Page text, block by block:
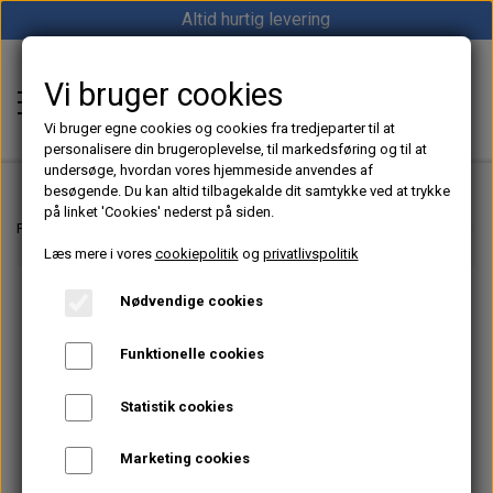
Altid hurtig levering
Shop12volt
Hjem
Autoterm dieselfyr
1852 Diesel Bådvarmer
Strøm
Vind/Sol
Forside
Vi bruger cookies
Vi bruger egne cookies og cookies fra tredjeparter til at
personalisere din brugeroplevelse, til markedsføring og til at
undersøge, hvordan vores hjemmeside anvendes af
besøgende. Du kan altid tilbagekalde dit samtykke ved at trykke
på linket 'Cookies' nederst på siden.
Læs mere i vores cookiepolitikog privatlivspolitik
Nødvendige cookies
Funktionelle cookies
Statistik cookies
Marketing cookies